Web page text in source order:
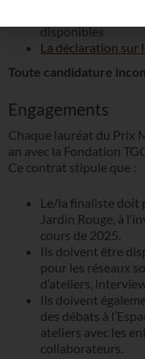
disponibles
La déclaration sur
Toute candidature
Engagements
Chaque lauréat du Prix
an avec la Fondation
Ce contrat stipule que :
Le/la finaliste doit
Jardin Rouge, à
cours de 2025.
Ils doivent être
pour les réseaux
d’ateliers,
Ils doivent
des débats à
ateliers avec les
collaborateurs.